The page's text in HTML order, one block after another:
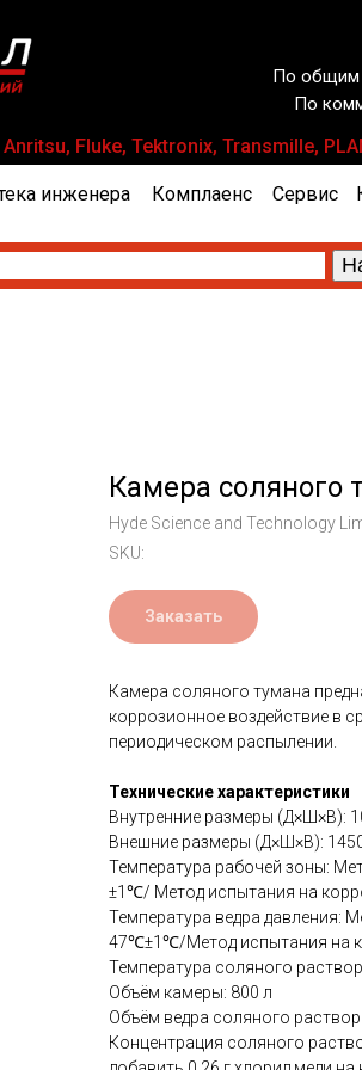
По общим
По
Fluke, Tektronix, Transmille,
инженера Комплаенс Сервис
Камера соляного
Hyde Science and Technology
SKU:
Заказать
Камера соляного тумана
коррозионное воздействие в
периодическом распылении.
Технические характеристики
Внутренние размеры (Д×Ш×В):
Внешние размеры (Д×Ш×В):
Температура рабочей зоны:
±1℃/ Метод испытания на
Температура ведра давления:
47℃±1℃/Метод испытания на
Температура соляного
Объём камеры: 800 л
Объём ведра соляного
Концентрация соляного